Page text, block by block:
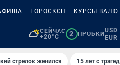
ГОРОСКОП КУРСЫ
СЕЙЧАС
+20°C
2 ПРОБКИ
USD
стрелок женился 15 лет с